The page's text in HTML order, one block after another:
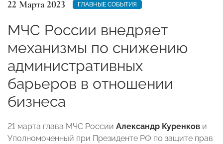
22 Марта 2023 ГЛАВНЫЕ СОБЫТИЯ
МЧС России внедряет
механизмы по снижению
административных
барьеров в отношении
бизнеса
21 марта глава МЧС России Александр Куренков и
Уполномоченный при Президенте РФ по защите прав